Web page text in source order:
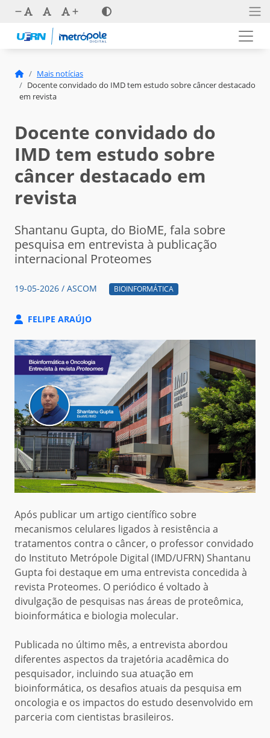
Mais notícias
Docente convidado do IMD tem estudo sobre câncer destacado
em revista
Docente convidado do
IMD tem estudo sobre
câncer destacado em
revista
Shantanu Gupta, do BioME, fala sobre
pesquisa em entrevista à publicação
internacional Proteomes
19-05-2026 / ASCOM BIOINFORMÁTICA
FELIPE ARAÚJO
Após publicar um artigo científico sobre
mecanismos celulares ligados à resistência a
tratamentos contra o câncer, o professor convidado
do Instituto Metrópole Digital (IMD/UFRN) Shantanu
Gupta foi destaque em uma entrevista concedida à
revista Proteomes. O periódico é voltado à
divulgação de pesquisas nas áreas de proteômica,
bioinformática e biologia molecular.
Publicada no último mês, a entrevista abordou
diferentes aspectos da trajetória acadêmica do
pesquisador, incluindo sua atuação em
bioinformática, os desafios atuais da pesquisa em
oncologia e os impactos do estudo desenvolvido em
parceria com cientistas brasileiros.